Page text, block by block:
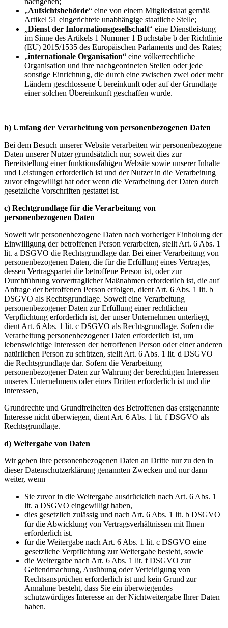
„Aufsichtsbehörde“ eine von einem Mitgliedstaat gemäß
Artikel 51 eingerichtete unabhängige staatliche Stelle;
„Dienst der Informationsgesellschaft“ eine Dienstleistung
im Sinne des Artikels 1 Nummer 1 Buchstabe b der Richtlinie
(EU) 2015/1535 des Europäischen Parlaments und des Rates;
„internationale Organisation“ eine völkerrechtliche
Organisation und ihre nachgeordneten Stellen oder jede
sonstige Einrichtung, die durch eine zwischen zwei oder mehr
Ländern geschlossene Übereinkunft oder auf der Grundlage
einer solchen Übereinkunft geschaffen wurde.
b) Umfang der Verarbeitung von personenbezogenen Daten
Bei dem Besuch unserer Website verarbeiten wir personenbezogene
Daten unserer Nutzer grundsätzlich nur, soweit dies zur
Bereitstellung einer funktionsfähigen Website sowie unserer Inhalte
und Leistungen erforderlich ist und der Nutzer in die Verarbeitung
zuvor eingewilligt hat oder wenn die Verarbeitung der Daten durch
gesetzliche Vorschriften gestattet ist.
c) Rechtgrundlage für die Verarbeitung von
personenbezogenen Daten
Soweit wir personenbezogene Daten nach vorheriger Einholung der
Einwilligung der betroffenen Person verarbeiten, stellt Art. 6 Abs. 1
lit. a DSGVO die Rechtsgrundlage dar. Bei einer Verarbeitung von
personenbezogenen Daten, die für die Erfüllung eines Vertrages,
dessen Vertragspartei die betroffene Person ist, oder zur
Durchführung vorvertraglicher Maßnahmen erforderlich ist, die auf
Anfrage der betroffenen Person erfolgen, dient Art. 6 Abs. 1 lit. b
DSGVO als Rechtsgrundlage. Soweit eine Verarbeitung
personenbezogener Daten zur Erfüllung einer rechtlichen
Verpflichtung erforderlich ist, der unser Unternehmen unterliegt,
dient Art. 6 Abs. 1 lit. c DSGVO als Rechtsgrundlage. Sofern die
Verarbeitung personenbezogener Daten erforderlich ist, um
lebenswichtige Interessen der betroffenen Person oder einer anderen
natürlichen Person zu schützen, stellt Art. 6 Abs. 1 lit. d DSGVO
die Rechtsgrundlage dar. Sofern die Verarbeitung
personenbezogener Daten zur Wahrung der berechtigten Interessen
unseres Unternehmens oder eines Dritten erforderlich ist und die
Interessen,
Grundrechte und Grundfreiheiten des Betroffenen das erstgenannte
Interesse nicht überwiegen, dient Art. 6 Abs. 1 lit. f DSGVO als
Rechtsgrundlage.
d) Weitergabe von Daten
Wir geben Ihre personenbezogenen Daten an Dritte nur zu den in
dieser Datenschutzerklärung genannten Zwecken und nur dann
weiter, wenn
Sie zuvor in die Weitergabe ausdrücklich nach Art. 6 Abs. 1
lit. a DSGVO eingewilligt haben,
dies gesetzlich zulässig und nach Art. 6 Abs. 1 lit. b DSGVO
für die Abwicklung von Vertragsverhältnissen mit Ihnen
erforderlich ist.
für die Weitergabe nach Art. 6 Abs. 1 lit. c DSGVO eine
gesetzliche Verpflichtung zur Weitergabe besteht, sowie
die Weitergabe nach Art. 6 Abs. 1 lit. f DSGVO zur
Geltendmachung, Ausübung oder Verteidigung von
Rechtsansprüchen erforderlich ist und kein Grund zur
Annahme besteht, dass Sie ein überwiegendes
schutzwürdiges Interesse an der Nichtweitergabe Ihrer Daten
haben.